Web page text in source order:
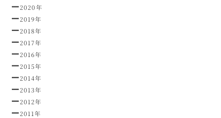
2020年
2019年
2018年
2017年
2016年
2015年
2014年
2013年
2012年
2011年